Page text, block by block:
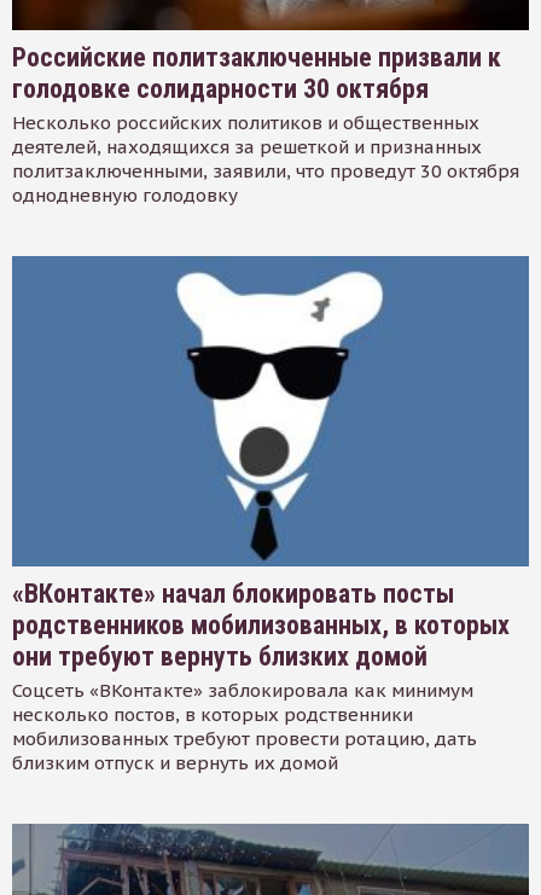
Российские политзаключенные призвали к
голодовке солидарности 30 октября
Несколько российских политиков и общественных
деятелей, находящихся за решеткой и признанных
политзаключенными, заявили, что проведут 30 октября
однодневную голодовку
«ВКонтакте» начал блокировать посты
родственников мобилизованных, в которых
они требуют вернуть близких домой
Соцсеть «ВКонтакте» заблокировала как минимум
несколько постов, в которых родственники
мобилизованных требуют провести ротацию, дать
близким отпуск и вернуть их домой